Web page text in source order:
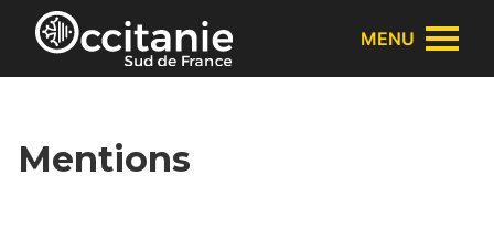
Panneau de gestion des cookies
MENU
Mentions